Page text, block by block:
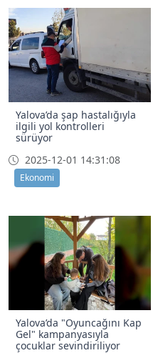
Yalova’da şap hastalığıyla
ilgili yol kontrolleri
sürüyor
2025-12-01 14:31:08
Ekonomi
Yalova’da "Oyuncağını Kap
Gel" kampanyasıyla
çocuklar sevindiriliyor